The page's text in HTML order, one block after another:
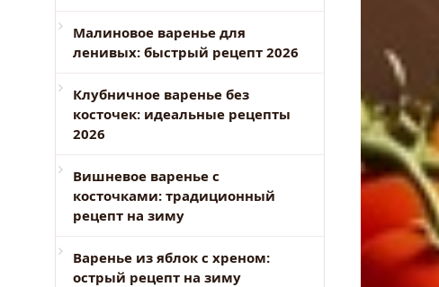
Малиновое варенье для
ленивых: быстрый рецепт 2026
Клубничное варенье без
косточек: идеальные рецепты
2026
Вишневое варенье с
косточками: традиционный
рецепт на зиму
Варенье из яблок с хреном:
острый рецепт на зиму